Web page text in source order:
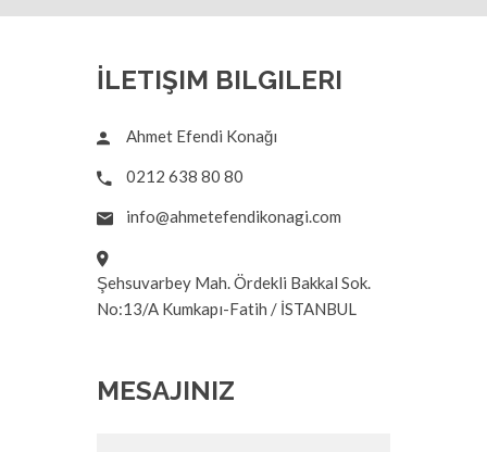
İLETIŞIM BILGILERI
Ahmet Efendi Konağı
0212 638 80 80
info@ahmetefendikonagi.com
Şehsuvarbey Mah. Ördekli Bakkal Sok.
No:13/A Kumkapı-Fatih / İSTANBUL
MESAJINIZ